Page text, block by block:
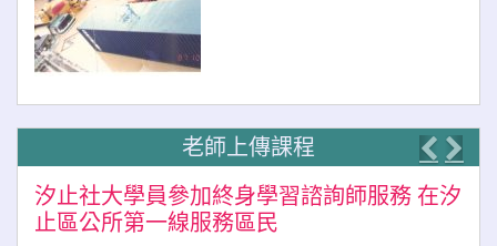
老師上傳課程
汐止社大學員參加終身學習諮詢師服務 在汐
止區公所第一線服務區民